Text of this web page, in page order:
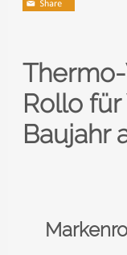
Rollo
Baujahr